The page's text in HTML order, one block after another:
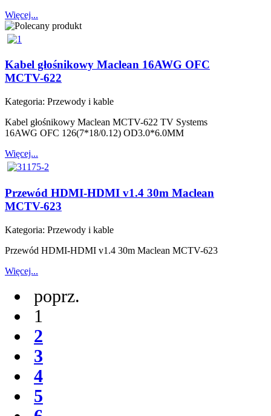
Więcej...
Kabel głośnikowy Maclean 16AWG OFC
MCTV-622
Kategoria: Przewody i kable
Kabel głośnikowy Maclean MCTV-622 TV Systems
16AWG OFC 126(7*18/0.12) OD3.0*6.0MM
Więcej...
Przewód HDMI-HDMI v1.4 30m Maclean
MCTV-623
Kategoria: Przewody i kable
Przewód HDMI-HDMI v1.4 30m Maclean MCTV-623
Więcej...
poprz.
1
2
3
4
5